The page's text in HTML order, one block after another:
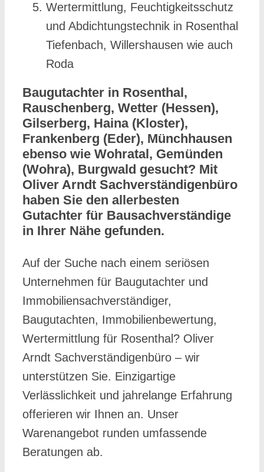
Wertermittlung, Feuchtigkeitsschutz
und Abdichtungstechnik in Rosenthal
Tiefenbach, Willershausen wie auch
Roda
Baugutachter in Rosenthal,
Rauschenberg, Wetter (Hessen),
Gilserberg, Haina (Kloster),
Frankenberg (Eder), Münchhausen
ebenso wie Wohratal, Gemünden
(Wohra), Burgwald gesucht? Mit
Oliver Arndt Sachverständigenbüro
haben Sie den allerbesten
Gutachter für Bausachverständige
in Ihrer Nähe gefunden.
Auf der Suche nach einem seriösen
Unternehmen für Baugutachter und
Immobiliensachverständiger,
Baugutachten, Immobilienbewertung,
Wertermittlung für Rosenthal? Oliver
Arndt Sachverständigenbüro – wir
unterstützen Sie. Einzigartige
Verlässlichkeit und jahrelange Erfahrung
offerieren wir Ihnen an. Unser
Warenangebot runden umfassende
Beratungen ab.